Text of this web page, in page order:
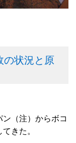
の状況と原
（注）からボコ
きた。